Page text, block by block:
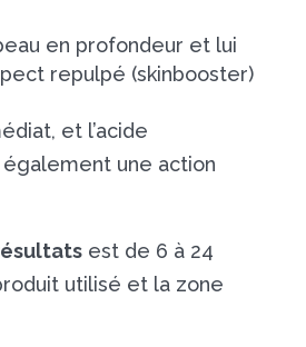
en profondeur et lui
repulpé (skinbooster)
et l’acide
également une action
est de 6 à 24
utilisé et la zone